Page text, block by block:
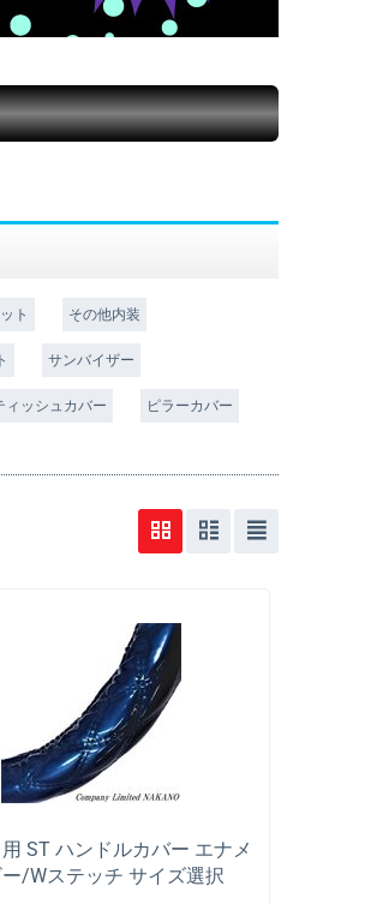
ト その他内装
サンバイザー
ィッシュカバー ピラーカバー
用 ST ハンドルカバー エナメ
/Wステッチ サイズ選択